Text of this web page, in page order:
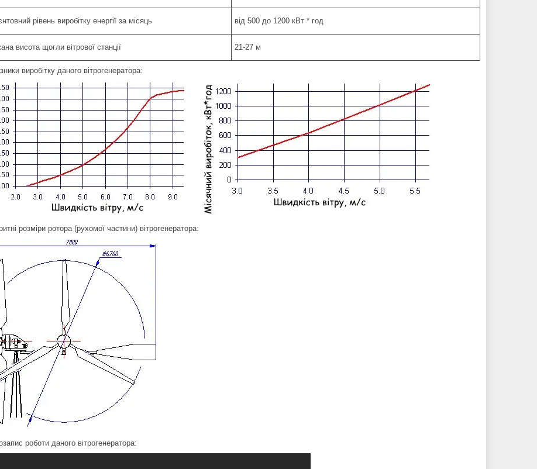
рівень виробітку енергії за місяць від 500 до 1200 кВт * год
висота щогли вітрової станції 21-27 м
виробітку даного вітрогенератора:
розміри ротора (рухомої частини) вітрогенератора:
роботи даного вітрогенератора: